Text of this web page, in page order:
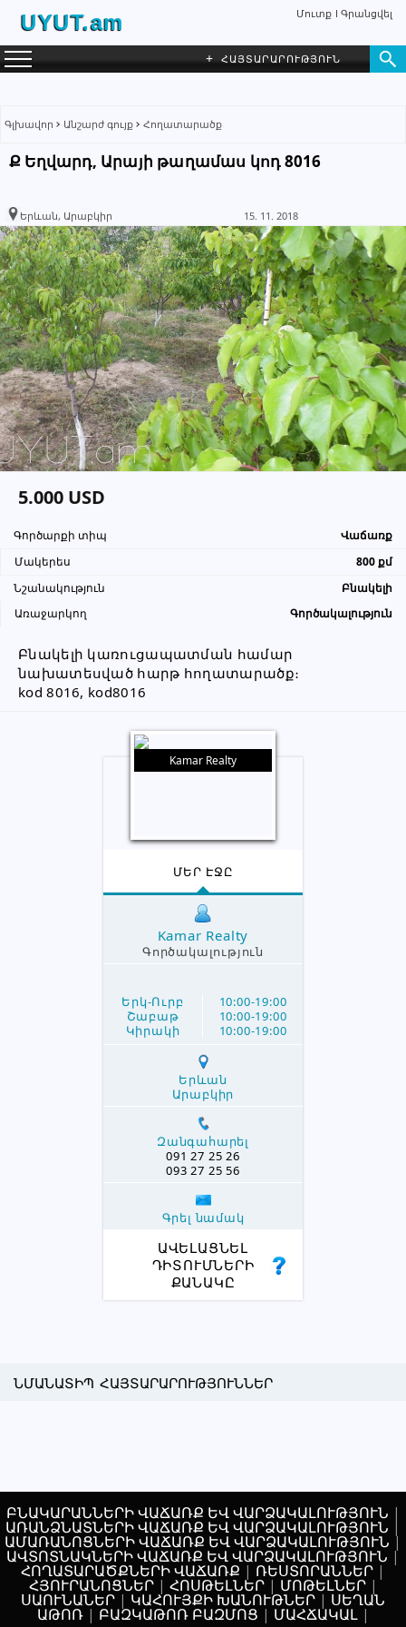
UYUT.am Մուտք Գրանցվել
+ ՀԱՅՏԱՐԱՐՈՒԹՅՈՒՆ
Գլխավոր Անշարժ գույք Հողատարածք
Ք Եղվարդ, Արայի թաղամաս կոդ 8016
Երևան, Արաբկիր 15. 11. 2018
5.000 USD
Գործարքի տիպ
Վաճառք
Մակերես
800 քմ
Նշանակություն
Բնակելի
Առաջարկող
Գործակալություն
Բնակելի կառուցապատման համար
նախատեսված հարթ հողատարածք։
kod 8016, kod8016
Kamar Realty
ՄԵՐ ԷՋԸ
Kamar Realty
Գործակալություն
Երկ-Ուրբ
Շաբաթ
Կիրակի
10:00-19:00
10:00-19:00
10:00-19:00
Երևան
Արաբկիր
Զանգահարել
091 27 25 26
093 27 25 56
Գրել նամակ
ԱՎԵԼԱՑՆԵԼ
ԴԻՏՈՒՄՆԵՐԻ
ՔԱՆԱԿԸ
Գործակալություն
091 27 25 26
093 27 25 56
+374 95 02 99 11
Խնդրում ենք բաժանորդին
տեղեկացնել, որ իր տվյալները
վերցրել եք www.UYUT.am կայքից
ՆՄԱՆԱՏԻՊ ՀԱՅՏԱՐԱՐՈՒԹՅՈՒՆՆԵՐ
ԲՆԱԿԱՐԱՆՆԵՐԻ ՎԱՃԱՌՔ ԵՎ ՎԱՐՁԱԿԱԼՈՒԹՅՈՒՆ |
ԱՌԱՆՁՆԱՏՆԵՐԻ ՎԱՃԱՌՔ ԵՎ ՎԱՐՁԱԿԱԼՈՒԹՅՈՒՆ
ԱՄԱՌԱՆՈՑՆԵՐԻ ՎԱՃԱՌՔ ԵՎ ՎԱՐՁԱԿԱԼՈՒԹՅՈՒՆ |
ԱՎՏՈՏՆԱԿՆԵՐԻ ՎԱՃԱՌՔ ԵՎ ՎԱՐՁԱԿԱԼՈՒԹՅՈՒՆ |
ՀՈՂԱՏԱՐԱԾՔՆԵՐԻ ՎԱՃԱՌՔ | ՌԵՍՏՈՐԱՆՆԵՐ |
ՀՅՈՒՐԱՆՈՑՆԵՐ| ՀՈՍԹԵԼՆԵՐ| ՄՈԹԵԼՆԵՐ|
ՍԱՈՒՆԱՆԵՐ | ԿԱՀՈՒՅՔԻ ԽԱՆՈՒԹՆԵՐ | ՍԵՂԱՆ
ԱԹՈՌ| ԲԱԶԿԱԹՈՌ ԲԱԶՄՈՑ | ՄԱՀՃԱԿԱԼ|